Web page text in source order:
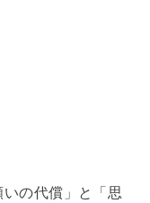
の代償」と「思